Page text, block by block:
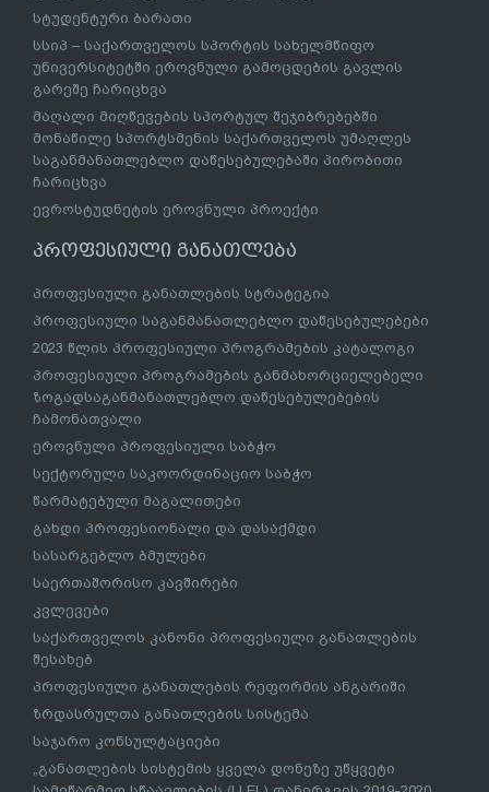
სტუდენტური ბარათი
სსიპ – საქართველოს სპორტის სახელმწიფო
უნივერსიტეტში ეროვნული გამოცდების გავლის
გარეშე ჩარიცხვა
მაღალი მიღწევების სპორტულ შეჯიბრებებში
მონაწილე სპორტსმენის საქართველოს უმაღლეს
საგანმანათლებლო დაწესებულებაში პირობითი
ჩარიცხვა
ევროსტუდნეტის ეროვნული პროექტი
პროფესიული განათლება
პროფესიული განათლების სტრატეგია
პროფესიული საგანმანათლებლო დაწესებულებები
2023 წლის პროფესიული პროგრამების კატალოგი
პროფესიული პროგრამების განმახორციელებელი
ზოგადსაგანმანათლებლო დაწესებულებების
ჩამონათვალი
ეროვნული პროფესიული საბჭო
სექტორული საკოორდინაციო საბჭო
წარმატებული მაგალითები
გახდი პროფესიონალი და დასაქმდი
სასარგებლო ბმულები
საერთაშორისო კავშირები
კვლევები
საქართველოს კანონი პროფესიული განათლების
შესახებ
პროფესიული განათლების რეფორმის ანგარიში
ზრდასრულთა განათლების სისტემა
საჯარო კონსულტაციები
„განათლების სისტემის ყველა დონეზე უწყვეტი